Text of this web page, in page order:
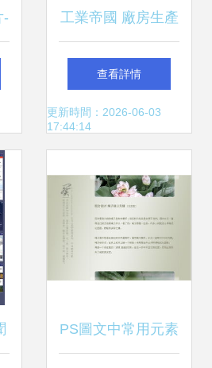
- 工業帝國 廠房生產
效率、產品訂單與
城市發展圖文攻略
查看詳情
更新時間：2026-06-03
17:44:14
PS圖文中常用元素